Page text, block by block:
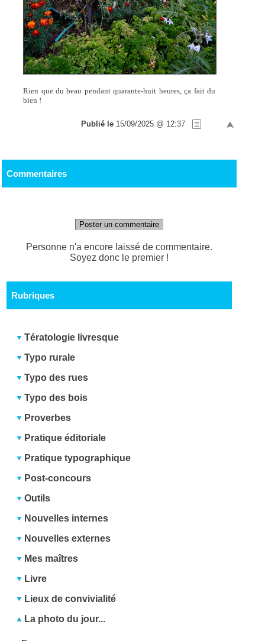
Rien que du beau pendant quarante-huit heures, ça fait du
bien !
Publié le 15/09/2025 @ 12:37
Commentaires
Poster un commentaire
Personne n'a encore laissé de commentaire.
Soyez donc le premier !
Rubriques
Tératologie livresque
Typo rurale
Typo des rues
Typo des bois
Proverbes
Pratique éditoriale
Pratique typographique
Post-concours
Outils
Nouvelles internes
Nouvelles externes
Mes maîtres
Livre
Lieux de convivialité
La photo du jour...